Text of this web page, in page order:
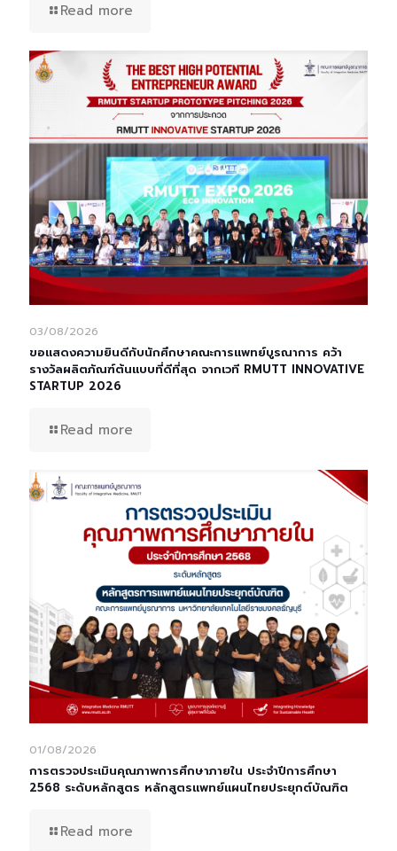
Read more
03/08/2026
ขอแสดงความยินดีกับนักศึกษาคณะการแพทย์บูรณาการ คว้า
รางวัลผลิตภัณฑ์ต้นแบบที่ดีที่สุด จากเวที RMUTT INNOVATIVE
STARTUP 2026
Read more
01/08/2026
การตรวจประเมินคุณภาพการศึกษาภายใน ประจำปีการศึกษา
2568 ระดับหลักสูตร หลักสูตรแพทย์แผนไทยประยุกต์บัณฑิต
Read more